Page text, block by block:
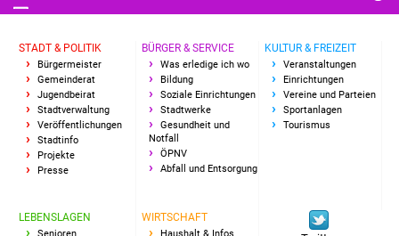
Familien
Familientreff
Schülerferienprogramm
Migration und Integration
STADT & POLITIK
Bürgermeister
Gemeinderat
Jugendbeirat
Stadtverwaltung
Veröffentlichungen
Stadtinfo
Projekte
Presse
BÜRGER & SERVICE
Was erledige ich wo
Bildung
Soziale Einrichtungen
Stadtwerke
Gesundheit und
Notfall
ÖPNV
Abfall und Entsorgung
KULTUR & FREIZEIT
Veranstaltungen
Einrichtungen
Vereine und Parteien
Sportanlagen
Tourismus
LEBENSLAGEN WIRTSCHAFT